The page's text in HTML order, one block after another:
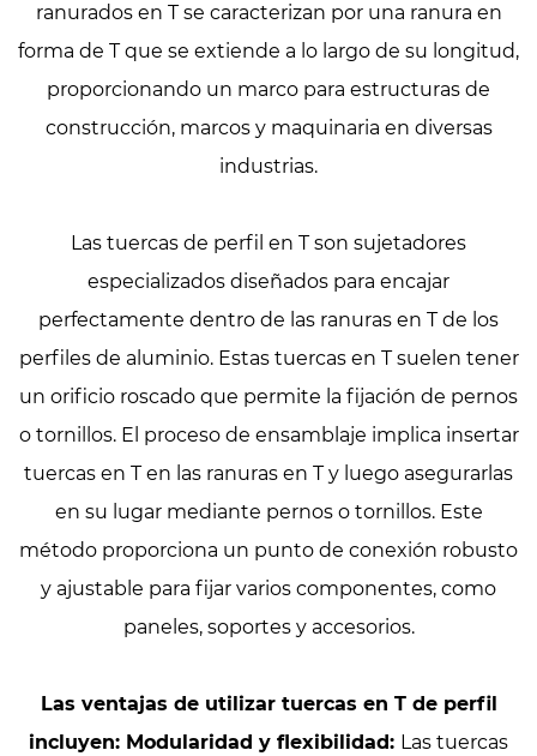
ranurados en T se caracterizan por una ranura en
forma de T que se extiende a lo largo de su longitud,
proporcionando un marco para estructuras de
construcción, marcos y maquinaria en diversas
industrias.
Las tuercas de perfil en T son sujetadores
especializados diseñados para encajar
perfectamente dentro de las ranuras en T de los
perfiles de aluminio. Estas tuercas en T suelen tener
un orificio roscado que permite la fijación de pernos
o tornillos. El proceso de ensamblaje implica insertar
tuercas en T en las ranuras en T y luego asegurarlas
en su lugar mediante pernos o tornillos. Este
método proporciona un punto de conexión robusto
y ajustable para fijar varios componentes, como
paneles, soportes y accesorios.
Las ventajas de utilizar tuercas en T de perfil
incluyen: Modularidad y flexibilidad: Las tuercas